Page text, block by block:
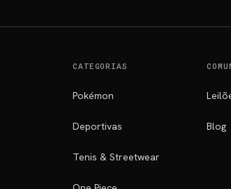
CATEGORIAS
Pokémon
Deportivas
Tenis & Streetwear
Blog